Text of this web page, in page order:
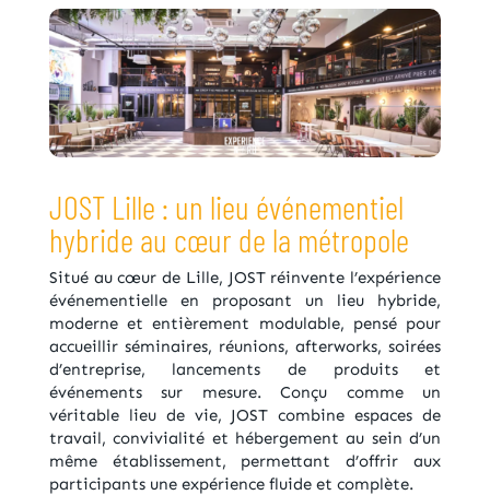
JOST Lille : un lieu événementiel
hybride au cœur de la métropole
Situé au cœur de Lille, JOST réinvente l’expérience
événementielle en proposant un lieu hybride,
moderne et entièrement modulable, pensé pour
accueillir séminaires, réunions, afterworks, soirées
d’entreprise, lancements de produits et
événements sur mesure. Conçu comme un
véritable lieu de vie, JOST combine espaces de
travail, convivialité et hébergement au sein d’un
même établissement, permettant d’offrir aux
participants une expérience fluide et complète.